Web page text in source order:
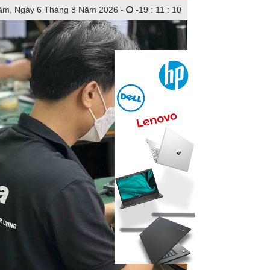
Ngày 6 Tháng 8 Năm 2026 - -19 : 11 : 12